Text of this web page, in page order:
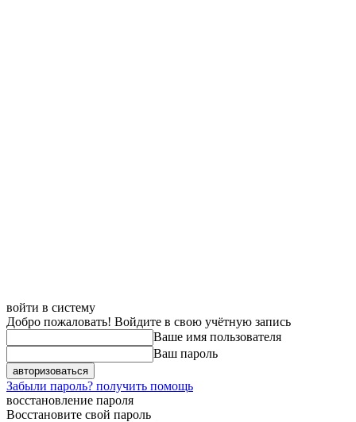
войти в систему
Добро пожаловать! Войдите в свою учётную запись
Ваше имя пользователя
Ваш пароль
Забыли пароль? получить помощь
восстановление пароля
Восстановите свой пароль